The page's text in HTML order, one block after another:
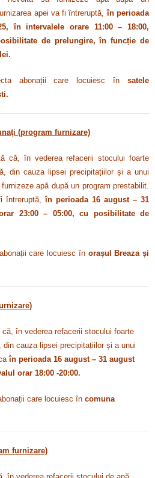
apei va fi întreruptă,în perioada
în intervalele orare 11:00 – 18:00,
de prelungire, în funcție de
abonații care locuiesc în satele
(program furnizare)
că, în vederea refacerii stocului foarte
din cauza lipsei precipitațiilor și a unui
furnizeze apă după un program prestabilit.
întreruptă,în perioada 16 august – 31
23:00 – 05:00, cu posibilitate de
care locuiesc în orașul Breaza și
în vederea refacerii stocului foarte
cauza lipsei precipitațiilor și a unui
în perioada 16 august – 31 august
orar 18:00 -20:00.
care locuiesc în comuna
furnizare)